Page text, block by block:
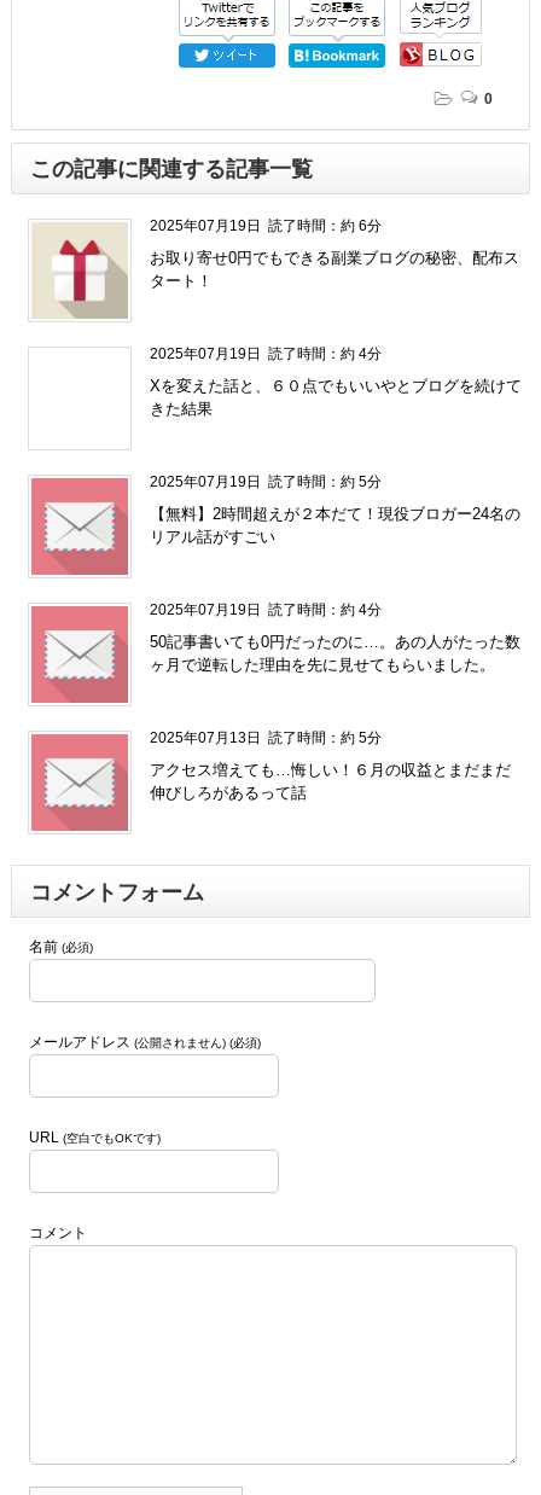
0
この記事に関連する記事一覧
2025年07月19日 読了時間：約 6分
お取り寄せ0円でもできる副業ブログの秘密、配布ス
タート！
2025年07月19日 読了時間：約 4分
Xを変えた話と、６０点でもいいやとブログを続けて
きた結果
2025年07月19日 読了時間：約 5分
【無料】2時間超えが２本だて！現役ブロガー24名の
リアル話がすごい
2025年07月19日 読了時間：約 4分
50記事書いても0円だったのに…。あの人がたった数
ヶ月で逆転した理由を先に見せてもらいました。
2025年07月13日 読了時間：約 5分
アクセス増えても…悔しい！６月の収益とまだまだ
伸びしろがあるって話
コメントフォーム
名前 (必須)
メールアドレス (公開されません) (必須)
URL (空白でもOKです)
コメント